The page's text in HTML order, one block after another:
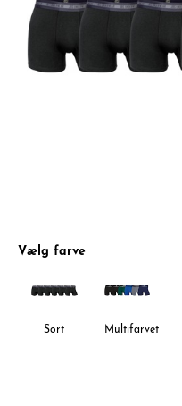
Vælg farve
Sort Multifarvet